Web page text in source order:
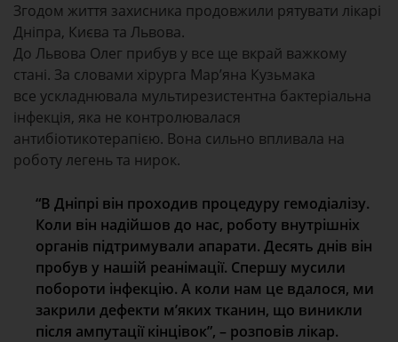
Згодом життя захисника продовжили рятувати лікарі
Дніпра, Києва та Львова.
До Львова Олег прибув у все ще вкрай важкому
стані. За словами хірурга Мар’яна Кузьмака
все ускладнювала мультирезистентна бактеріальна
інфекція, яка не контролювалася
антибіотикотерапією. Вона сильно впливала на
роботу легень та нирок.
“В Дніпрі він проходив процедуру гемодіалізу.
Коли він надійшов до нас, роботу внутрішніх
органів підтримували апарати. Десять днів він
пробув у нашій реанімації. Спершу мусили
побороти інфекцію. А коли нам це вдалося, ми
закрили дефекти мʼяких тканин, що виникли
після ампутації кінцівок”, – розповів лікар.